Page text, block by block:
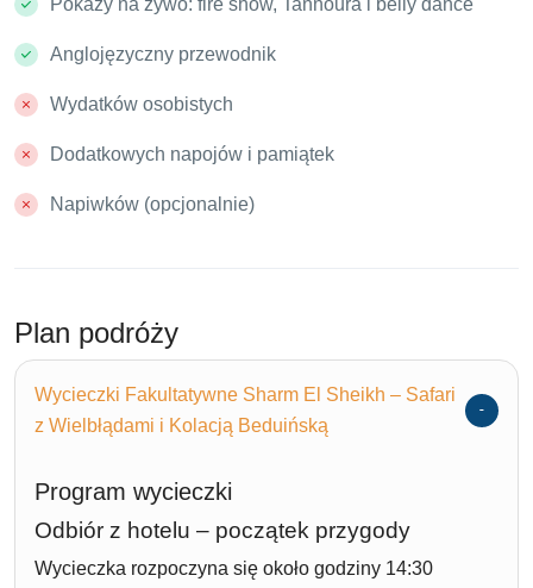
Pokazy na żywo: fire show, Tannoura i belly dance
Anglojęzyczny przewodnik
Wydatków osobistych
Dodatkowych napojów i pamiątek
Napiwków (opcjonalnie)
Plan podróży
Wycieczki Fakultatywne Sharm El Sheikh – Safari
z Wielbłądami i Kolacją Beduińską
Program wycieczki
Odbiór z hotelu – początek przygody
Wycieczka rozpoczyna się około godziny 14:30